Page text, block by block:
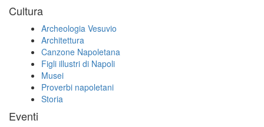
Cultura
Archeologia Vesuvio
Architettura
Canzone Napoletana
Figli illustri di Napoli
Musei
Proverbi napoletani
Storia
Eventi